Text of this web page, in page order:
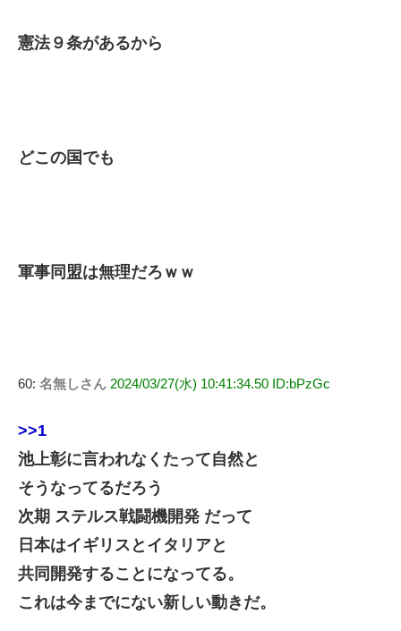
憲法９条があるから
どこの国でも
軍事同盟は無理だろｗｗ
60: 名無しさん 2024/03/27(水) 10:41:34.50 ID:bPzGc
>>1
池上彰に言われなくたって自然と
そうなってるだろう
次期 ステルス戦闘機開発 だって
日本はイギリスとイタリアと
共同開発することになってる。
これは今までにない新しい動きだ。